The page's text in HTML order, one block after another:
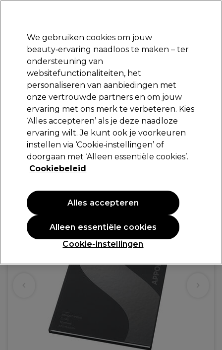
Aanmelden
Merken Deals Haar Elektra
Volgende dag geleverd*
Na verzending, maandag t/m vrijdag
S-PRO
S-PRO Afsprakenboek
17,75 €
PROMOTIE
We gebruiken cookies om jouw
beauty‑ervaring naadloos te maken – ter
ondersteuning van
websitefunctionaliteiten, het
personaliseren van aanbiedingen met
onze vertrouwde partners en om jouw
ervaring met ons merk te verbeteren. Kies
‘Alles accepteren’ als je deze naadloze
ervaring wilt. Je kunt ook je voorkeuren
instellen via ‘Cookie‑instellingen’ of
doorgaan met ‘Alleen essentiële cookies’.
Cookiebeleid
Cookie-instellingen
Alleen essentiële cookies
Alles accepteren